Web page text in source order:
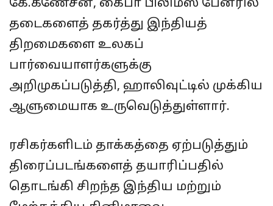
கே.கணேசன், கைபா பிலிம்ஸ் பேனரில்
தடைகளைத் தகர்த்து இந்தியத்
திறமைகளை உலகப்
பார்வையாளர்களுக்கு
அறிமுகப்படுத்தி, ஹாலிவுட்டில் முக்கிய
ஆளுமையாக‌ உருவெடுத்துள்ளார்.
ரசிகர்களிடம் தாக்கத்தை ஏற்படுத்தும்
திரைப்படங்களைத் தயாரிப்பதில்
தொடங்கி சிறந்த இந்திய மற்றும்